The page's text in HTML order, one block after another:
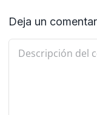
Deja un
Comentario